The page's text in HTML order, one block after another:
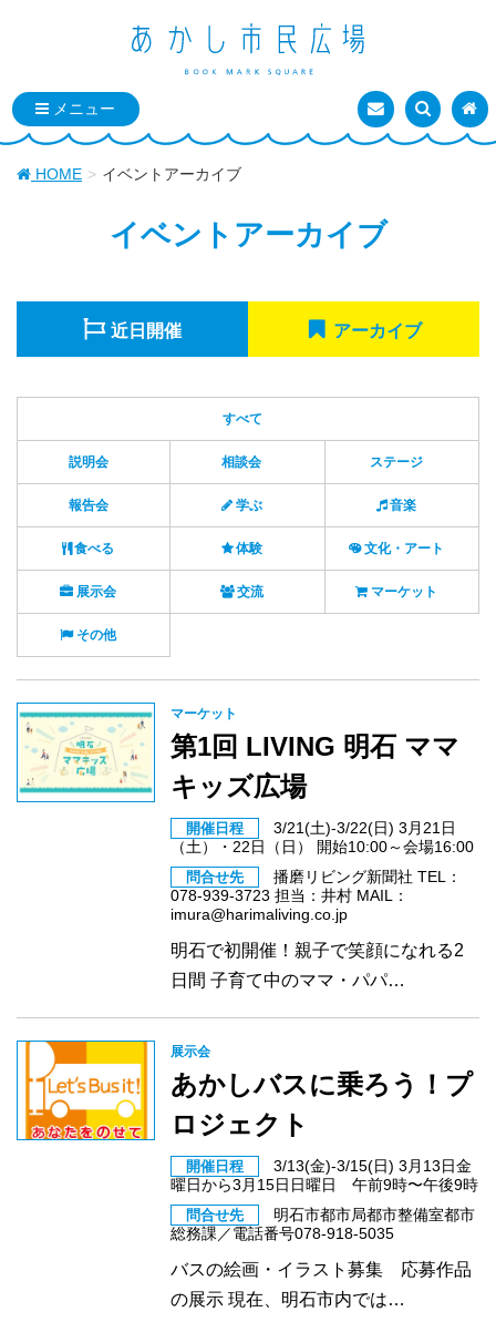
お問い合わせ
検索を表
ト
HOME イベントアーカイブ
イベントアーカイブ
近日開催 アーカイブ
すべて
説明会 相談会 ステージ
報告会 学ぶ 音楽
食べる 体験 文化・アート
展示会 交流 マーケット
その他
マーケット
第1回 LIVING 明石 ママ
キッズ広場
開催日程
3/21(土)-3/22(日) 3月21日
（土）・22日（日） 開始10:00～会場16:00
問合せ先
播磨リビング新聞社 TEL：
078-939-3723 担当：井村 MAIL：
imura@harimaliving.co.jp
明石で初開催！親子で笑顔になれる2
日間 子育て中のママ・パパ…
展示会
あかしバスに乗ろう！プ
ロジェクト
開催日程
3/13(金)-3/15(日) 3月13日金
曜日から3月15日日曜日 午前9時〜午後9時
問合せ先
明石市都市局都市整備室都市
総務課／電話番号078-918-5035
バスの絵画・イラスト募集 応募作品
の展示 現在、明石市内では…